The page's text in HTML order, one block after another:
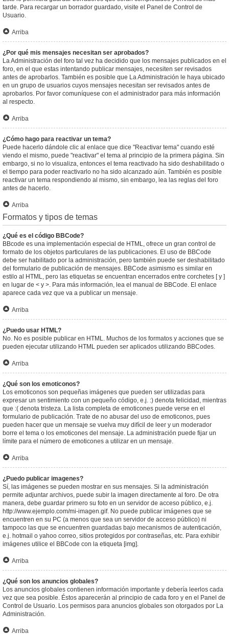
tarde. Para recargar un borrador guardado, visite el Panel de Control de
Usuario.
Arriba
¿Por qué mis mensajes necesitan ser aprobados?
La Administración del foro tal vez ha decidido que los mensajes publicados en el
foro, en el que estas intentando publicar mensajes, necesiten ser revisados
antes de aprobarlos. También es posible que La Administración le haya ubicado
en un grupo de usuarios cuyos mensajes necesitan ser revisados antes de
aprobarlos. Por favor comuníquese con el administrador para más información
al respecto.
Arriba
¿Cómo hago para reactivar un tema?
Puede hacerlo dándole clic al enlace que dice "Reactivar tema" cuando esté
viendo el mismo, puede "reactivar" el tema al principio de la primera página. Sin
embargo, si no lo visualiza, entonces el tema reactivado ha sido deshabilitado o
el tiempo para poder reactivarlo no ha sido alcanzado aún. También es posible
reactivar un tema respondiendo al mismo, sin embargo, lea las reglas del foro
antes de hacerlo.
Arriba
Formatos y tipos de temas
¿Qué es el código BBCode?
BBcode es una implementación especial de HTML, ofrece un gran control de
formato de los objetos particulares de las publicaciones. El uso de BBCode
debe ser habilitado por la administración, pero también puede ser deshabilitado
del formulario de publicación de mensajes. BBCode asimismo es similar en
estilo al HTML, pero las etiquetas se encuentran encerrados entre corchetes [ y ]
en lugar de < y >. Para más información, lea el manual de BBCode. El enlace
aparece cada vez que va a publicar un mensaje.
Arriba
¿Puedo usar HTML?
No. No es posible publicar en HTML. Muchos de los formatos y acciones que se
pueden ejecutar utilizando HTML pueden ser aplicados utilizando BBCodes.
Arriba
¿Qué son los emoticonos?
Los emoticonos son pequeñas imágenes que pueden ser utilizadas para
expresar un sentimiento con un pequeño código, e.j. :) denota felicidad, mientras
que :( denota tristeza. La lista completa de emoticones puede verse en el
formulario de publicación. Trate de no abusar del uso de emoticonos, pues
pueden hacer que un mensaje se vuelva muy difícil de leer y un moderador
borre el tema o los emoticones del mensaje. La administración puede fijar un
límite para el número de emoticones a utilizar en un mensaje.
Arriba
¿Puedo publicar imagenes?
Sí, las imágenes se pueden mostrar en sus mensajes. Si la administración
permite adjuntar archivos, puede subir la imagen directamente al foro. De otra
manera, debe guardar primero su foto en un servidor de acceso público, e.j.
http://www.ejemplo.com/mi-imagen.gif. No puede publicar imágenes que se
encuentren en su PC (a menos que sea un servidor de acceso público) ni
tampoco las que se encuentren guardadas bajo mecanismos de autenticación,
e.j. hotmail o yahoo correo, sitios protegidos por contraseñas, etc. Para exhibir
imágenes utilice el BBCode con la etiqueta [img].
Arriba
¿Qué son los anuncios globales?
Los anuncios globales contienen información importante y debería leerlos cada
vez que sea posible. Éstos aparecerán al principio de cada foro y en el Panel de
Control de Usuario. Los permisos para anuncios globales son otorgados por La
Administración.
Arriba